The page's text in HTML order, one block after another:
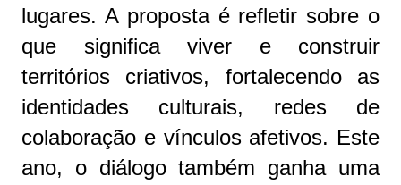
lugares. A proposta é refletir sobre o
que significa viver e construir
territórios criativos, fortalecendo as
identidades culturais, redes de
colaboração e vínculos afetivos. Este
ano, o diálogo também ganha uma